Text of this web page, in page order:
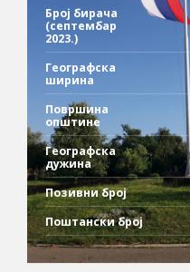
Број бирача
(септембар
2023.)
Географска
ширина
Површина
општине
Географска
дужина
Позивни број
Поштански број